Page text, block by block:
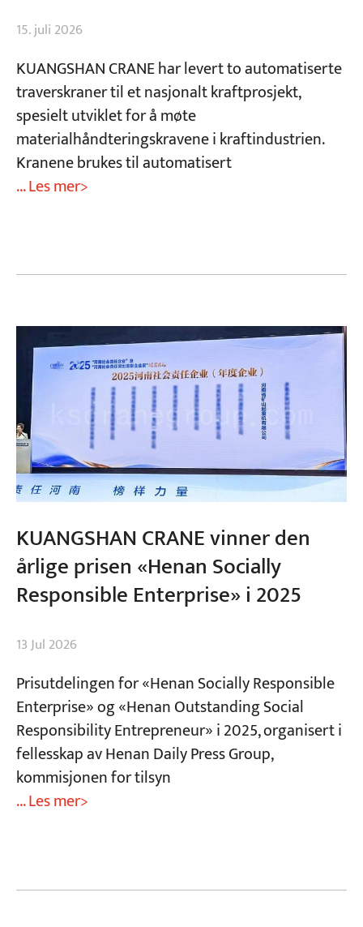
Nyheter
Kontakt oss
15. juli 2026
KUANGSHAN CRANE har levert to automatiserte
traverskraner til et nasjonalt kraftprosjekt,
spesielt utviklet for å møte
materialhåndteringskravene i kraftindustrien.
Kranene brukes til automatisert
... Les mer>
KUANGSHAN CRANE vinner den
årlige prisen «Henan Socially
Responsible Enterprise» i 2025
13 Jul 2026
Prisutdelingen for «Henan Socially Responsible
Enterprise» og «Henan Outstanding Social
Responsibility Entrepreneur» i 2025, organisert i
fellesskap av Henan Daily Press Group,
kommisjonen for tilsyn
... Les mer>